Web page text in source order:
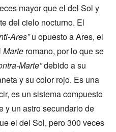
mayor que el del Sol y
del cielo nocturno. El
Ares”u opuesto a Ares, el
Marte romano, por lo que se
Marte”debido a su
y su color rojo. Es una
es un sistema compuesto
y un astro secundario de
el del Sol, pero 300 veces